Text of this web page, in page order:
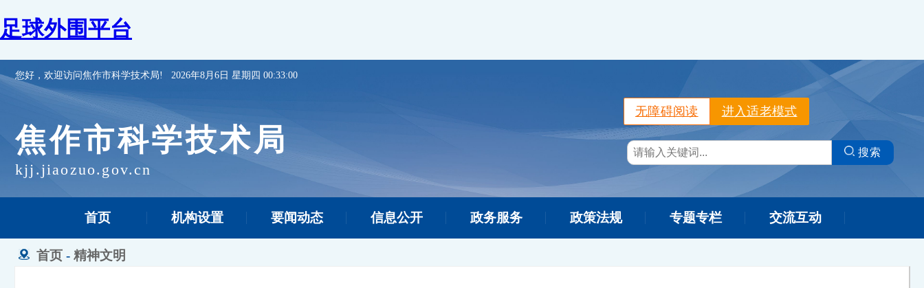
足球外围平台
您好，欢迎访问焦作市科学技术局! 2026年8月6日 星期四 00:33:00
焦作市科学技术局
kjj.jiaozuo.gov.cn
进入适老模式
无障碍阅读
搜索
首页 机构设置 要闻动态 信息公开 政务服务 政策法规 专题专栏 交流互动
首页 - 精神文明